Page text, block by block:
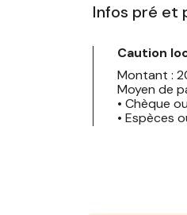
Infos pré et
Caution
Montant :
Moyen de
• Chèque
• Espèces